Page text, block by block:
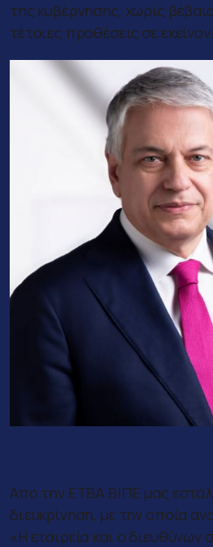
της κυβέρνησης, χωρίς
τέτοιες προθέσεις σε εκείνον.
Από την ΕΤΒΑ ΒΙΠΕ μας
διευκρίνηση, με την οποία
«Η εταιρεία και ο διευθύνων